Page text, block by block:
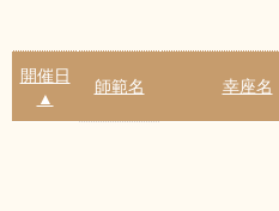
開催日
▲
師範名 幸座名